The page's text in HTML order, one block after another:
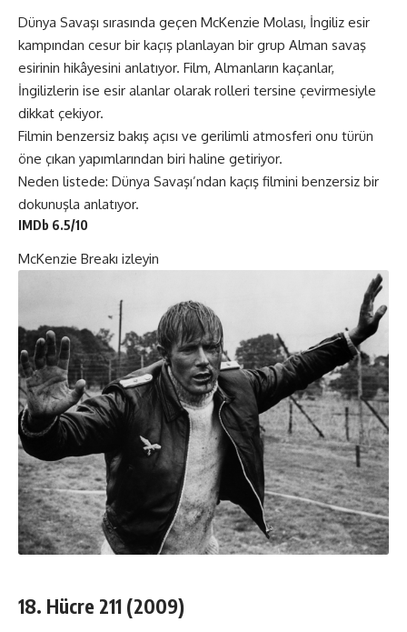
Dünya Savaşı sırasında geçen McKenzie Molası, İngiliz esir
kampından cesur bir kaçış planlayan bir grup Alman savaş
esirinin hikâyesini anlatıyor. Film, Almanların kaçanlar,
İngilizlerin ise esir alanlar olarak rolleri tersine çevirmesiyle
dikkat çekiyor.
Filmin benzersiz bakış açısı ve gerilimli atmosferi onu türün
öne çıkan yapımlarından biri haline getiriyor.
Neden listede: Dünya Savaşı’ndan kaçış filmini benzersiz bir
dokunuşla anlatıyor.
IMDb 6.5/10
McKenzie Breakı izleyin
18. Hücre 211 (2009)